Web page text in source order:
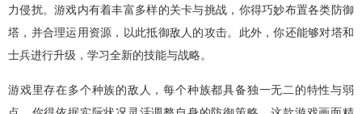
力侵扰。游戏内有着丰富多样的关卡与挑战，你得巧妙布置各类防御
塔，并合理运用资源，以此抵御敌人的攻击。此外，你还能够对塔和
士兵进行升级，学习全新的技能与战略。
游戏里存在多个种族的敌人，每个种族都具备独一无二的特性与弱